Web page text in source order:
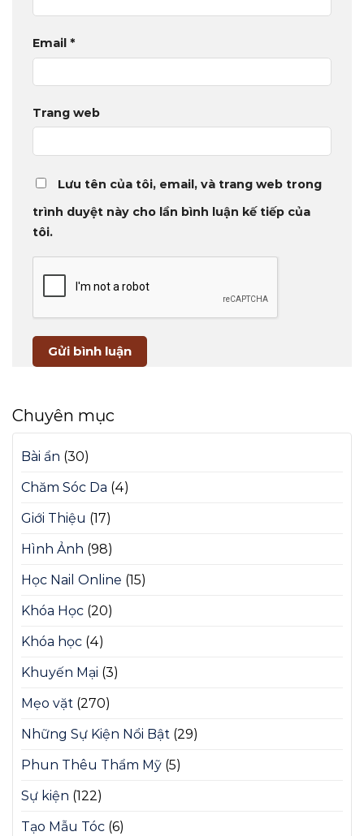
Email *
Trang web
Lưu tên của tôi, email, và trang web trong
trình duyệt này cho lần bình luận kế tiếp của
tôi.
Chuyên mục
Bài ẩn (30)
Chăm Sóc Da (4)
Giới Thiệu (17)
Hình Ảnh (98)
Học Nail Online (15)
Khóa Học (20)
Khóa học (4)
Khuyến Mại (3)
Mẹo vặt (270)
Những Sự Kiện Nổi Bật (29)
Phun Thêu Thẩm Mỹ (5)
Sự kiện (122)
Tạo Mẫu Tóc (6)